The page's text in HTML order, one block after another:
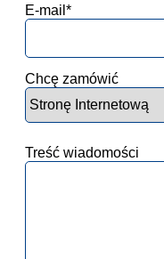
E-mail*
Chcę zamówić
Treść wiadomości